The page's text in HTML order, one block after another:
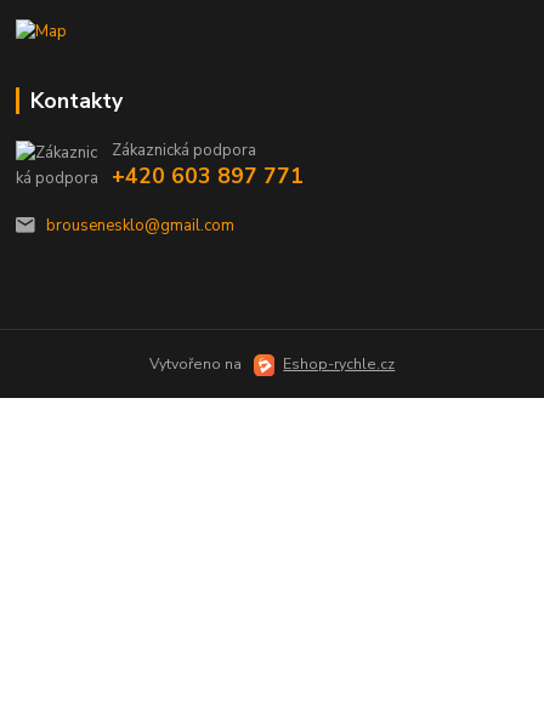
Kontakty
Zákaznická podpora
+420 603 897 771
brousenesklo@gmail.com
Vytvořeno na Eshop-rychle.cz